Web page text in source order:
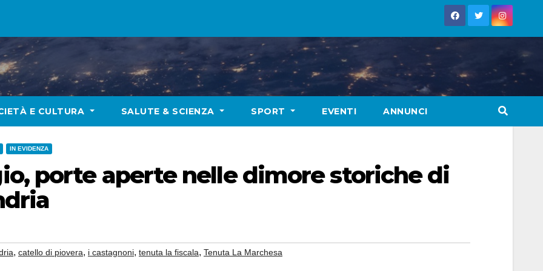
E CULTURA SALUTE & SCIENZA SPORT EVENTI ANNUNCI
IN EVIDENZA
porte aperte nelle dimore storiche di
, catello di piovera, i castagnoni, tenuta la fiscala, Tenuta La Marchesa